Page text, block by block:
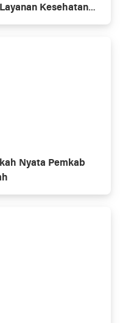
Kesehatan
Nyata Pemkab